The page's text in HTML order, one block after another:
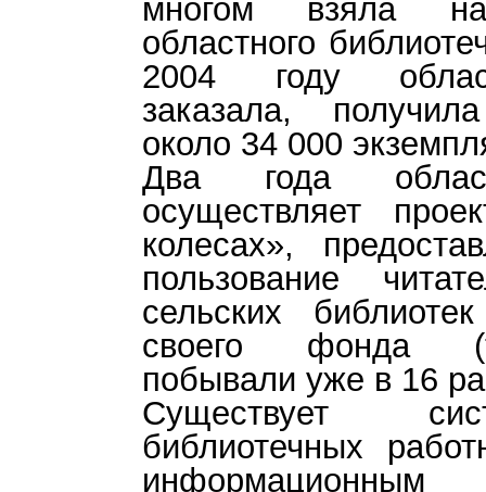
многом взяла
областного
2004 году
заказала,
около 34 000
Два года
осуществляет
колесах»,
пользование
сельских
своего фонда
побывали уже в 16
Существует
библиотечных